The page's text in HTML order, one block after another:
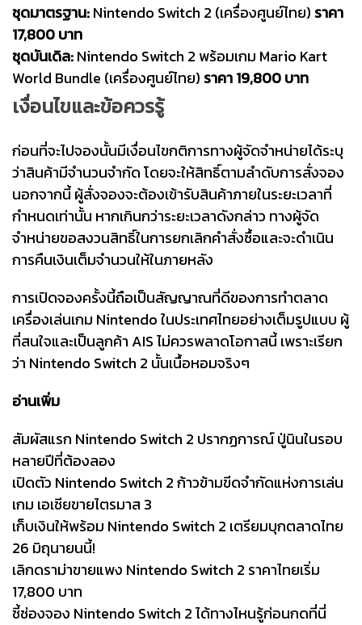
ชุดมาตรฐาน:Nintendo Switch 2 (เครื่องศูนย์ไทย) ราคา
17,800 บาท
ชุดบันเดิล:Nintendo Switch 2 พร้อมเกม Mario Kart
World Bundle (เครื่องศูนย์ไทย) ราคา 19,800 บาท
เงื่อนไขและข้อควรรู้
ก่อนที่จะไปจองนั้นมีเงื่อนไขกติการทางผู้จัดจำหน่ายได้ระบุ
ว่าสินค้ามีจำนวนจำกัด โดยจะให้สิทธิ์ตามลำดับการสั่งจอง
นอกจากนี้ ผู้สั่งจองจะต้องเข้ารับสินค้าภายในระยะเวลาที่
กำหนดเท่านั้น หากเกินกว่าระยะเวลาดังกล่าว ทางผู้จัด
จำหน่ายขอสงวนสิทธิ์ในการยกเลิกคำสั่งซื้อและจะดำเนิน
การคืนเงินเต็มจำนวนให้ในภายหลัง
การเปิดจองครั้งนี้ถือเป็นสัญญาณที่ดีของการทำตลาด
เครื่องเล่นเกม Nintendo ในประเทศไทยอย่างเต็มรูปแบบ ผู้
ที่สนใจและเป็นลูกค้า AIS ไม่ควรพลาดโอกาสนี้ เพราะเรียก
ว่า Nintendo Switch 2 นั้นเนื้อหอมจริงๆ
อ่านเพิ่ม
สัมผัสแรก Nintendo Switch 2 ปรากฏการณ์ ปู่นินในรอบ
หลายปีที่ต้องลอง
เปิดตัว Nintendo Switch 2 ก้าวข้ามขีดจำกัดแห่งการเล่น
เกม เอเชียขายไตรมาส 3
เก็บเงินให้พร้อม Nintendo Switch 2 เตรียมบุกตลาดไทย
26 มิถุนายนนี้!
เลิกดราม่าขายแพง Nintendo Switch 2 ราคาไทยเริ่ม
17,800 บาท
ชี้ช่องจอง Nintendo Switch 2 ได้ทางไหนรู้ก่อนกดที่นี่